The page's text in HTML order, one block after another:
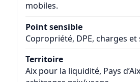
mobiles.
Point sensible
Copropriété, DPE, charges et
Territoire
Aix pour la liquidité, Pays